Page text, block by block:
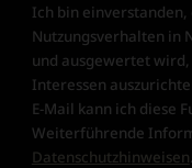
Ich bin einverstanden,
Nutzungsverhalten in
und ausgewertet
Interessen
E-Mail kann ich diese
Weiterführende
Datenschutzhinweisen.